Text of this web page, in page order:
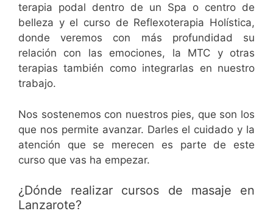
terapia podal dentro de un Spa o centro de
belleza y el curso de Reflexoterapia Holística,
donde veremos con más profundidad su
relación con las emociones, la MTC y otras
terapias también como integrarlas en nuestro
trabajo.
Nos sostenemos con nuestros pies, que son los
que nos permite avanzar. Darles el cuidado y la
atención que se merecen es parte de este
curso que vas ha empezar.
¿Dónde realizar cursos de masaje en
Lanzarote?